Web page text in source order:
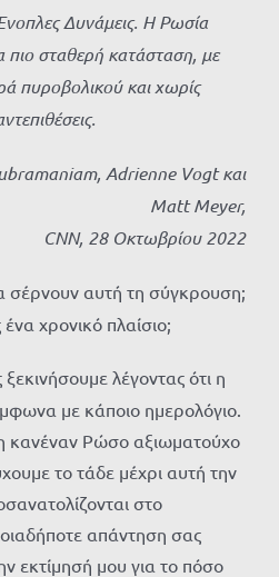
Δυνάμεις. Η Ρωσία
πιο σταθερή κατάσταση, με
πυροβολικού και χωρίς
Adrienne Vogtκαι
Matt Meyer,
CNN, 28 Οκτωβρίου 2022
αυτή τη σύγκρουση;
χρονικό πλαίσιο;
λέγοντας ότι η
με κάποιο ημερολόγιο.
κανέναν Ρώσο αξιωματούχο
το τάδε μέχρι αυτή την
στο
απάντηση σας
εκτίμησή μου για το πόσο